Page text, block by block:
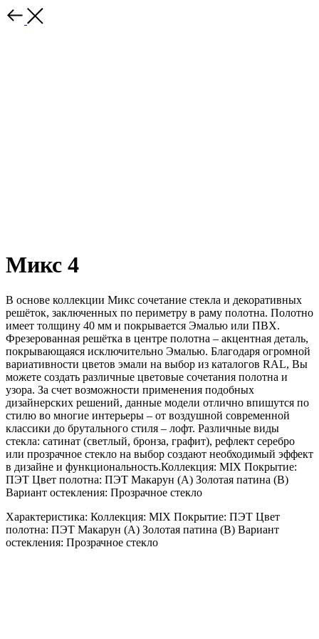
Микс 4
В основе коллекции Микс сочетание стекла и декоративных
решёток, заключенных по периметру в раму полотна. Полотно
имеет толщину 40 мм и покрывается Эмалью или ПВХ.
Фрезерованная решётка в центре полотна – акцентная деталь,
покрывающаяся исключительно Эмалью. Благодаря огромной
вариативности цветов эмали на выбор из каталогов RAL, Вы
можете создать различные цветовые сочетания полотна и
узора. За счет возможности применения подобных
дизайнерских решений, данные модели отлично впишутся по
стилю во многие интерьеры – от воздушной современной
классики до брутального стиля – лофт. Различные виды
стекла: сатинат (светлый, бронза, графит), рефлект серебро
или прозрачное стекло на выбор создают необходимый эффект
в дизайне и функциональность.Коллекция: MIX Покрытие:
ПЭТ Цвет полотна: ПЭТ Макарун (А) Золотая патина (В)
Вариант остекления: Прозрачное стекло
Характеристика: Коллекция: MIX Покрытие: ПЭТ Цвет
полотна: ПЭТ Макарун (А) Золотая патина (В) Вариант
остекления: Прозрачное стекло